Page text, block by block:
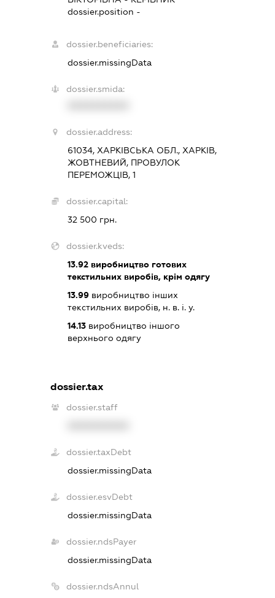
dossier.position -
dossier.beneficiaries:
dossier.missingData
dossier.smida:
dossier.address:
61034, ХАРКІВСЬКА ОБЛ., ХАРКІВ,
ЖОВТНЕВИЙ, ПРОВУЛОК
ПЕРЕМОЖЦІВ, 1
dossier.capital:
32 500 грн.
dossier.kveds:
13.92виробництво готових
текстильних виробів, крім одягу
13.99виробництво інших
текстильних виробів, н. в. і. у.
14.13виробництво іншого
верхнього одягу
dossier.tax
dossier.staff
dossier.taxDebt
dossier.missingData
dossier.esvDebt
dossier.missingData
dossier.ndsPayer
dossier.missingData
dossier.ndsAnnul